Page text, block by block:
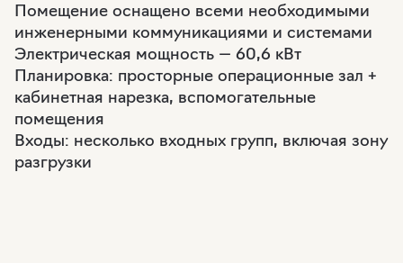
Помещение оснащено всеми необходимыми
инженерными коммуникациями и системами
Электрическая мощность — 60,6 кВт
Планировка: просторные операционные зал +
кабинетная нарезка, вспомогательные
помещения
Входы: несколько входных групп, включая зону
разгрузки